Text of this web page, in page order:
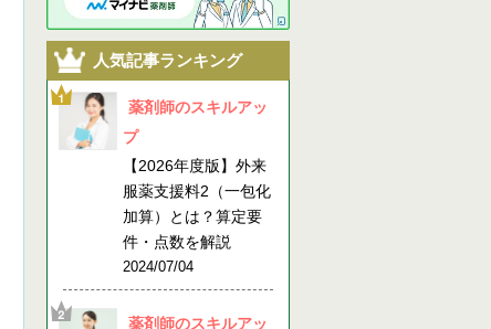
人気記事ランキング
薬剤師のスキルアッ
プ
【2026年度版】外来
服薬支援料2（一包化
加算）とは？算定要
件・点数を解説
2024/07/04
薬剤師のスキルアッ